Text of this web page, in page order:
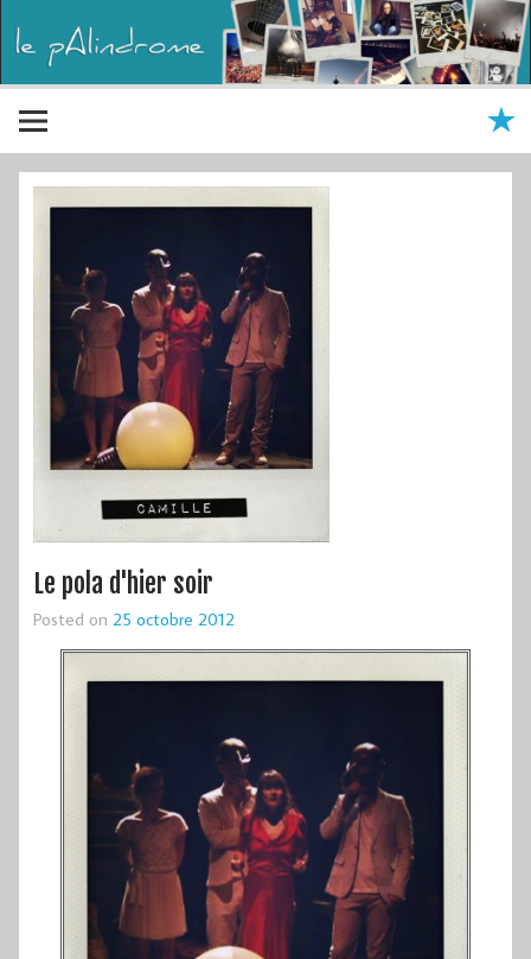
Le pola d'hier soir
Posted on 25 octobre 2012